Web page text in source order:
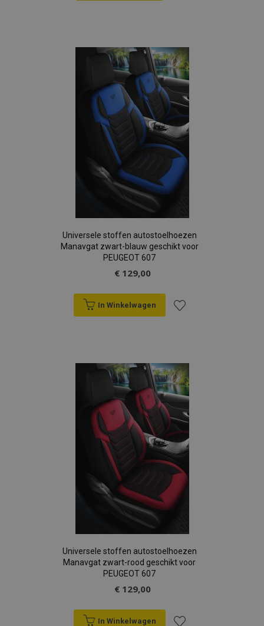
aan
verlanglijst
Universele stoffen autostoelhoezen
Manavgat zwart-blauw geschikt voor
PEUGEOT 607
€ 129,00
In Winkelwagen
aan
verlanglijst
Universele stoffen autostoelhoezen
Manavgat zwart-rood geschikt voor
PEUGEOT 607
€ 129,00
In Winkelwagen